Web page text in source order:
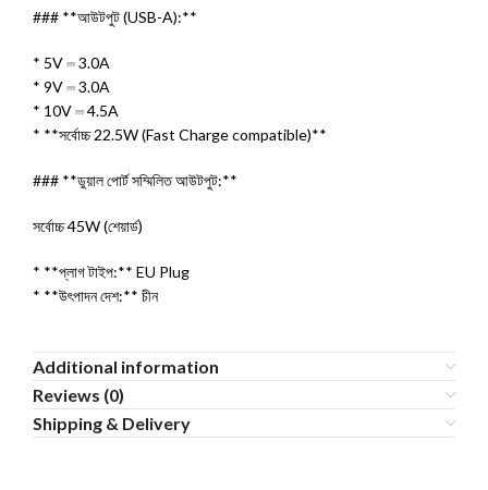
### **আউটপুট (USB-A):**
* 5V ⎓ 3.0A
* 9V ⎓ 3.0A
* 10V ⎓ 4.5A
* **সর্বোচ্চ 22.5W (Fast Charge compatible)**
### **ডুয়াল পোর্ট সম্মিলিত আউটপুট:**
সর্বোচ্চ 45W (শেয়ার্ড)
* **প্লাগ টাইপ:** EU Plug
* **উৎপাদন দেশ:** চীন
Additional information
Reviews (0)
Shipping & Delivery